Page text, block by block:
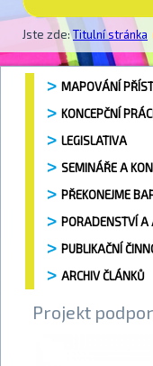
Jste zde:Titulní stránka
MAPOVÁNÍ
KONCEPČNÍ
LEGISLATIVA
SEMINÁŘE A
PŘEKONEJME
PORADENSTVÍ A
PUBLIKAČNÍ
ARCHIV ČLÁNKŮ
Projekt